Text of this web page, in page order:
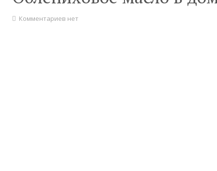
Комментариев нет